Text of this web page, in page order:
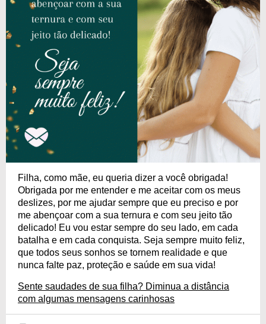
Filha, como mãe, eu queria dizer a você obrigada!
Obrigada por me entender e me aceitar com os meus
deslizes, por me ajudar sempre que eu preciso e por
me abençoar com a sua ternura e com seu jeito tão
delicado! Eu vou estar sempre do seu lado, em cada
batalha e em cada conquista. Seja sempre muito feliz,
que todos seus sonhos se tornem realidade e que
nunca falte paz, proteção e saúde em sua vida!
Sente saudades de sua filha? Diminua a distância
com algumas mensagens carinhosas